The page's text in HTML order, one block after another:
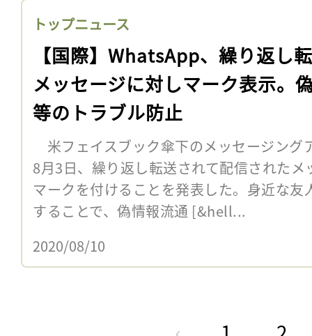
トップニュース
【国際】WhatsApp、繰り返し
メッセージに対しマーク表示。
等のトラブル防止
米フェイスブック傘下のメッセージング
8月3日、繰り返し転送されて配信された
マークを付けることを発表した。身近な
することで、偽情報流通 [&hell...
2020/08/10